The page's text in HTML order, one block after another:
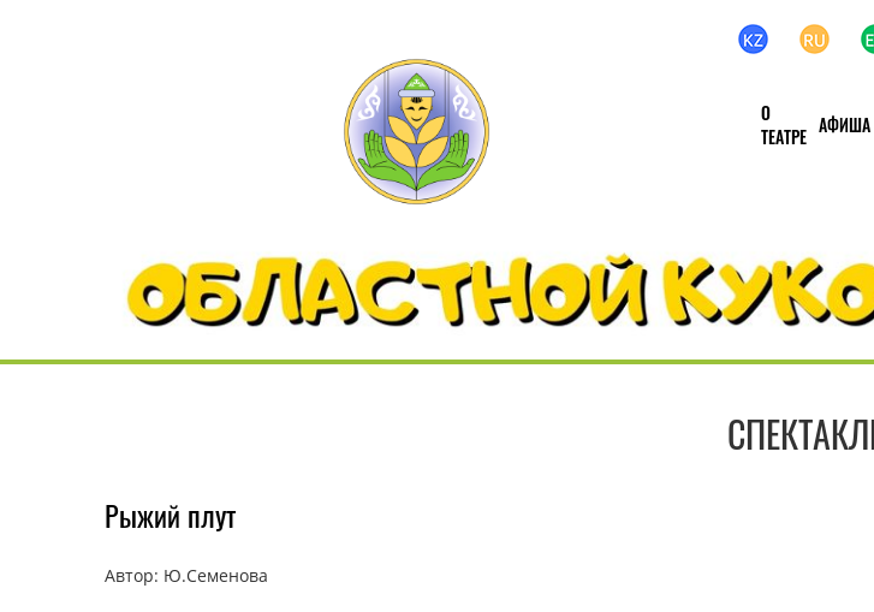
О
ТЕАТРЕ АФИША
Рыжий плут
Автор: Ю.Семенова